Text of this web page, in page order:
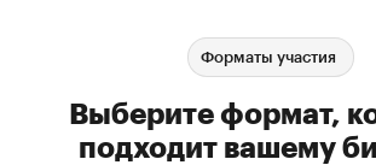
Форматы участия
Выберите формат,
подходит вашему